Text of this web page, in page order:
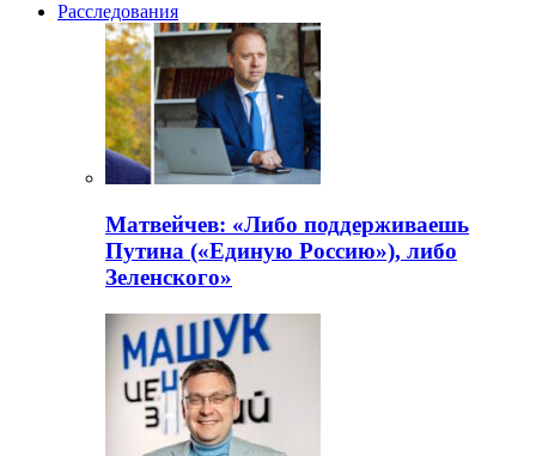
Расследования
Матвейчев: «Либо поддерживаешь
Путина («Единую Россию»), либо
Зеленского»